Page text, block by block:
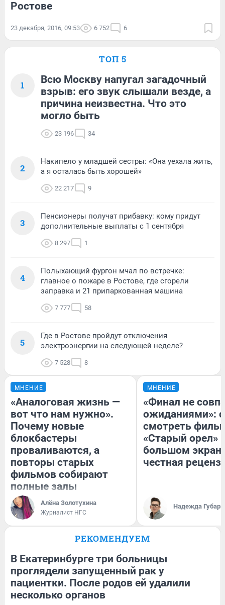
Ростове
23 декабря, 2016, 09:53 6 752 6
ТОП 5
1
Всю Москву напугал загадочный
взрыв: его звук слышали везде, а
причина неизвестна. Что это
могло быть
23 196 34
2
Накипело у младшей сестры: «Она уехала жить,
а я осталась быть хорошей»
22 217 9
3
Пенсионеры получат прибавку: кому придут
дополнительные выплаты с 1 сентября
8 297 1
4
Полыхающий фургон мчал по встречке:
главное о пожаре в Ростове, где сгорели
заправка и 21 припаркованная машина
7 777 58
5
Где в Ростове пройдут отключения
электроэнергии на следующей неделе?
7 528 8
МНЕНИЕ
«Аналоговая жизнь —
вот что нам нужно».
Почему новые
блокбастеры
проваливаются, а
повторы старых
фильмов собирают
полные залы
Алёна Золотухина
Журналист НГС
МНЕНИЕ
«Финал не
ожиданиями»:
смотреть
«Старый орел»
большом
честная
Надежда Губарь
РЕКОМЕНДУЕМ
В Екатеринбурге три больницы
проглядели запущенный рак у
пациентки. После родов ей удалили
несколько органов